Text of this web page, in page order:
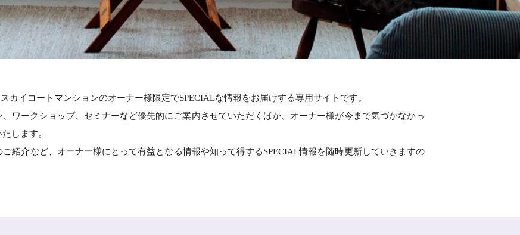
カイコートマンションのオーナー様限定でSPECIALな情報をお届けする専用サイトです。
ワークショップ、セミナーなど優先的にご案内させていただくほか、オーナー様が今まで気づかなかっ
します。
紹介など、オーナー様にとって有益となる情報や知って得するSPECIAL情報を随時更新していきますの